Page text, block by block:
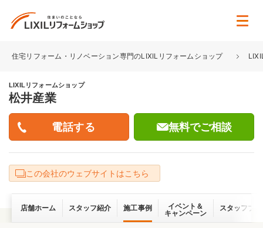
住宅リフォーム・リノベーション専門のLIXILリフォームショップ
LIXILリフォームショップ
松井産業
無料でご相談
この会社のウェブサイトはこちら
店舗ホーム スタッフ紹介 施工事例
イベント＆
キャンペーン
スタッフブ